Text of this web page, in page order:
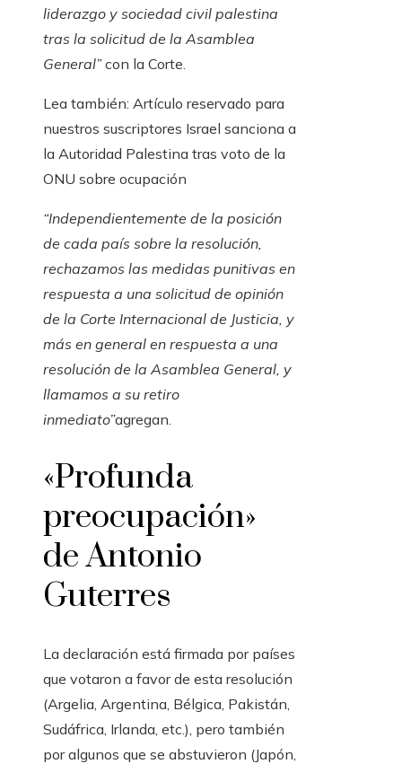
liderazgo y sociedad civil palestina
tras la solicitud de la Asamblea
General”con la Corte.
Lea también: Artículo reservado para
nuestros suscriptores Israel sanciona a
la Autoridad Palestina tras voto de la
ONU sobre ocupación
“Independientemente de la posición
de cada país sobre la resolución,
rechazamos las medidas punitivas en
respuesta a una solicitud de opinión
de la Corte Internacional de Justicia, y
más en general en respuesta a una
resolución de la Asamblea General, y
llamamos a su retiro
inmediato”agregan.
«Profunda
preocupación»
de Antonio
Guterres
La declaración está firmada por países
que votaron a favor de esta resolución
(Argelia, Argentina, Bélgica, Pakistán,
Sudáfrica, Irlanda, etc.), pero también
por algunos que se abstuvieron (Japón,